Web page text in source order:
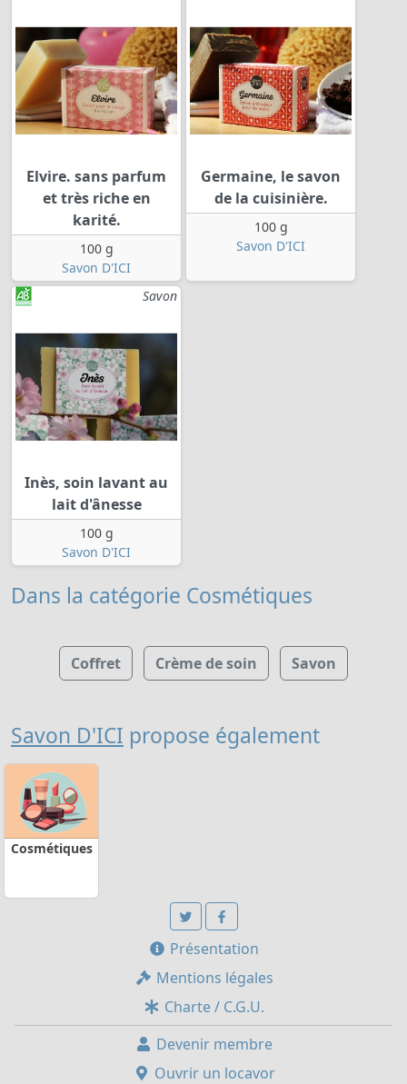
Elvire. sans parfum
et très riche en
karité.
100 g
Savon D'ICI
Germaine, le savon
de la cuisinière.
100 g
Savon D'ICI
Savon
Inès, soin lavant au
lait d'ânesse
100 g
Savon D'ICI
Dans la catégorie Cosmétiques
Coffret Crème de soin Savon
Savon D'ICI propose également
Cosmétiques
Présentation
Mentions légales
Charte / C.G.U.
Devenir membre
Ouvrir un locavor